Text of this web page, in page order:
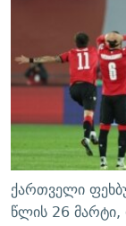
ქართველი
წლის 26 მარტი,